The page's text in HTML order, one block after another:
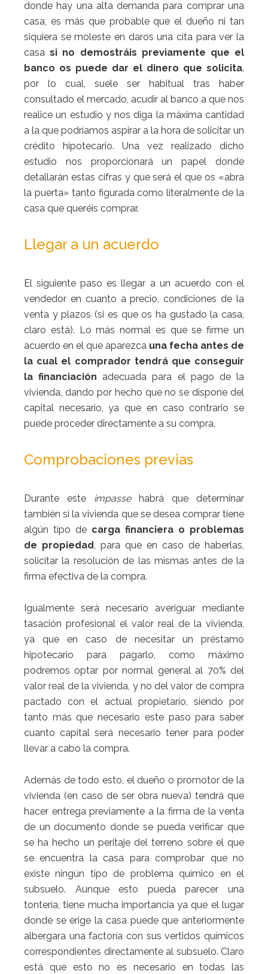
donde hay una alta demanda para comprar una
casa, es más que probable que el dueño ni tan
siquiera se moleste en daros una cita para ver la
casasi no demostráis previamente que el
banco os puede dar el dinero que solicita,
por lo cual, suele ser habitual tras haber
consultado el mercado, acudir al banco a que nos
realice un estudio y nos diga la máxima cantidad
a la que podríamos aspirar a la hora de solicitar un
crédito hipotecario. Una vez realizado dicho
estudio nos proporcionará un papel donde
detallarán estas cifras y que será el que os «abra
la puerta» tanto figurada como literalmente de la
casa que queréis comprar.
Llegar a un acuerdo
El siguiente paso es llegar a un acuerdo con el
vendedor en cuanto a precio, condiciones de la
venta y plazos (si es que os ha gustado la casa,
claro está). Lo más normal es que se firme un
acuerdo en el que aparezca una fecha antes de
la cual el comprador tendrá que conseguir
la financiación adecuada para el pago de la
vivienda, dando por hecho que no se dispone del
capital necesario, ya que en caso contrario se
puede proceder directamente a su compra.
Comprobaciones previas
Durante este impassehabrá que determinar
también si la vivienda que se desea comprar tiene
algún tipo de carga financiera o problemas
de propiedad, para que en caso de haberlas,
solicitar la resolución de las mismas antes de la
firma efectiva de la compra.
Igualmente será necesario averiguar mediante
tasación profesional el valor real de la vivienda,
ya que en caso de necesitar un préstamo
hipotecario para pagarlo, como máximo
podremos optar por normal general al 70% del
valor real de la vivienda, y no del valor de compra
pactado con el actual propietario, siendo por
tanto más que necesario este paso para saber
cuanto capital será necesario tener para poder
llevar a cabo la compra.
Además de todo esto, el dueño o promotor de la
vivienda (en caso de ser obra nueva) tendrá que
hacer entrega previamente a la firma de la venta
de un documento donde se pueda verificar que
se ha hecho un peritaje del terreno sobre el que
se encuentra la casa para comprobar que no
existe ningún tipo de problema químico en el
subsuelo. Aunque esto pueda parecer una
tontería, tiene mucha importancia ya que el lugar
donde se erige la casa puede que anteriormente
albergara una factoría con sus vertidos químicos
correspondientes directamente al subsuelo. Claro
está que esto no es necesario en todas las